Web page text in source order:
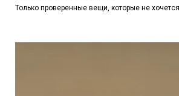
Только проверенные вещи, которые не